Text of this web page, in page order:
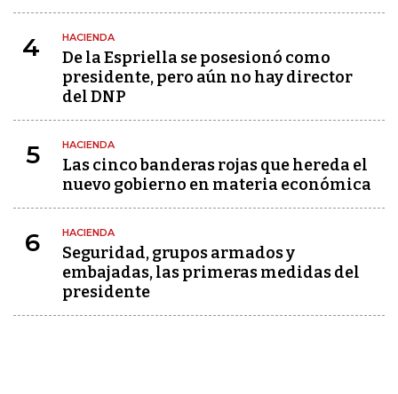
4 HACIENDA
De la Espriella se posesionó como
presidente, pero aún no hay director
del DNP
5 HACIENDA
Las cinco banderas rojas que hereda el
nuevo gobierno en materia económica
6 HACIENDA
Seguridad, grupos armados y
embajadas, las primeras medidas del
presidente